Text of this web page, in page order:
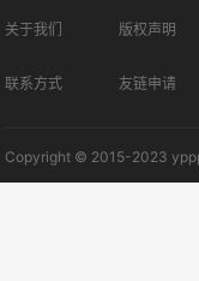
关于我们 版权声明
联系方式 友链申请
Copyright © 2015-2023